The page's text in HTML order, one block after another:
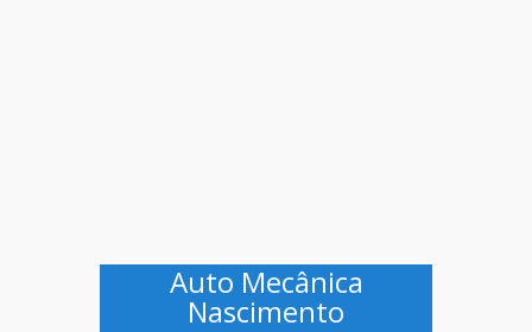
Auto Mecânica
Nascimento